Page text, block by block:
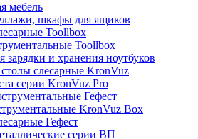
мебель
шкафы для ящиков
Toollbox
Toollbox
зарядки и хранения ноутбуков
слесарные KronVuz
серии KronVuz Pro
Гефест
KronVuz Box
Гефест
серии ВП